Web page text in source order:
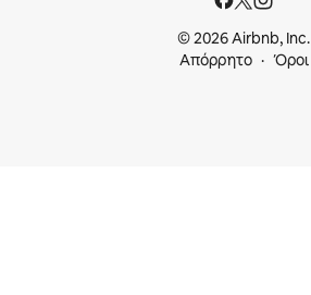
© 2026 Airbnb, Inc.
Απόρρητο
Όροι